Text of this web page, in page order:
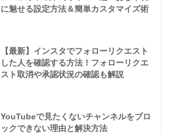
に魅せる設定方法＆簡単カスタマイズ術
【最新】インスタでフォローリクエスト
した人を確認する方法！フォローリクエ
スト取消や承認状況の確認も解説
YouTubeで見たくないチャンネルをブロ
ックできない理由と解決方法